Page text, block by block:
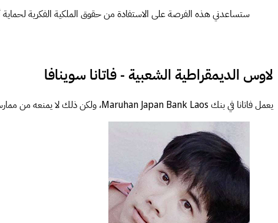
ستساعدني هذه الفرصة على الاستفادة من حقوق الملكية الفكرية لحماية
لاوس الديمقراطية الشعبية - فاتانا سوينافا
يعمل فاتانا في بنك Maruhan Japan Bank Laos، ولكن ذلك لا يمنعه من ممارسة شغفه كمصور مستقل وصانع محتوى عن السفر على منصات تيك توك وفيسبوك ويوتيوب.